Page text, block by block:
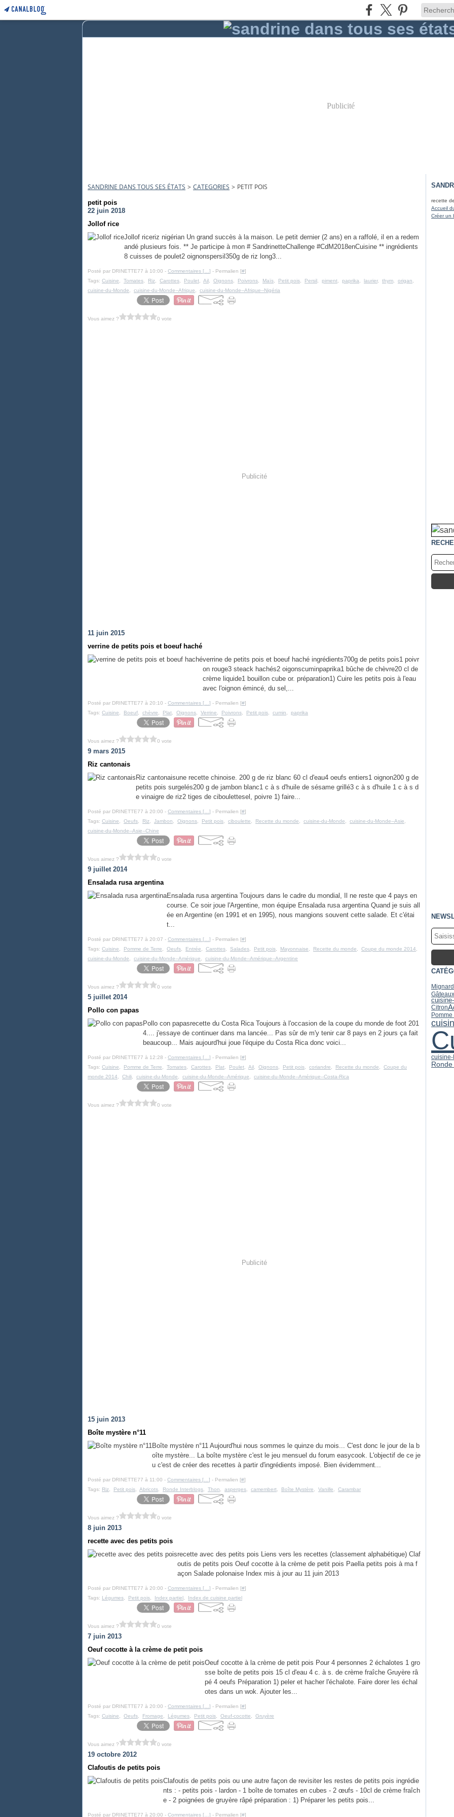
Publicité
SANDRINE DANS TOUS SES ÉTATS > CATEGORIES > PETIT POIS
petit pois
22 juin 2018
Jollof rice
Jollof riceriz nigérian Un grand succès à la maison. Le petit dernier (2 ans) en a raffolé, il en a redem
andé plusieurs fois. ** Je participe à mon # SandrinetteChallenge #CdM2018enCuisine ** ingrédients
8 cuisses de poulet2 oignonspersil350g de riz long3...
Posté par DRINETTE77 à 10:00 - Commentaires [ ] - Permalien [#]
Tags: Cuisine Tomates Riz Carottes Poulet Ail Oignons Poivrons Maïs Petit pois Persil piment paprika laurier, thym origan
cuisine-du-Monde
cuisine-du-Monde--Afrique cuisine-du-Monde--Afrique--Nigéria
Vous aimez ? 0 vote
Publicité
11 juin 2015
verrine de petits pois et boeuf haché
verrine de petits pois et boeuf haché ingrédients700g de petits pois1 poivr
on rouge3 steack hachés2 oigonscuminpaprika1 bûche de chèvre20 cl de
crème liquide1 bouillon cube or. préparation1) Cuire les petits pois à l'eau
avec l'oignon émincé, du sel,...
Posté par DRINETTE77 à 20:10 - Commentaires [ ] - Permalien [#]
Tags: Cuisine Boeuf chèvre Plat Oignons Verrine Poivrons Petit pois cumin paprika
Vous aimez ? 0 vote
9 mars 2015
Riz cantonais
Riz cantonaisune recette chinoise. 200 g de riz blanc 60 cl d'eau4 oeufs entiers1 oignon200 g de
petits pois surgelés200 g de jambon blanc1 c à s d'huile de sésame grillé3 c à s d'huile 1 c à s d
e vinaigre de riz2 tiges de ciboulettesel, poivre 1) faire...
Posté par DRINETTE77 à 20:00 - Commentaires [ ] - Permalien [#]
Tags: Cuisine Oeufs Riz Jambon Oignons Petit pois ciboulette Recette du monde cuisine-du-Monde cuisine-du-Monde--Asie
cuisine-du-Monde--Asie--Chine
Vous aimez ? 0 vote
9 juillet 2014
Ensalada rusa argentina
Ensalada rusa argentina Toujours dans le cadre du mondial, Il ne reste que 4 pays en
course. Ce soir joue l'Argentine, mon équipe Ensalada rusa argentina Quand je suis all
ée en Argentine (en 1991 et en 1995), nous mangions souvent cette salade. Et c'étai
t...
Posté par DRINETTE77 à 20:07 - Commentaires [ ] - Permalien [#]
Tags: Cuisine Pomme de Terre Oeufs Entrée Carottes Salades Petit pois Mayonnaise Recette du monde Coupe du monde 2014
cuisine-du-Monde
cuisine-du-Monde--Amérique cuisine-du-Monde--Amérique--Argentine
Vous aimez ? 0 vote
5 juillet 2014
Pollo con papas
Pollo con papasrecette du Costa Rica Toujours à l'occasion de la coupe du monde de foot 201
4.... j'essaye de continuer dans ma lancée... Pas sûr de m'y tenir car 8 pays en 2 jours ça fait
beaucoup... Mais aujourd'hui joue l'équipe du Costa Rica donc voici...
Posté par DRINETTE77 à 12:28 - Commentaires [ ] - Permalien [#]
Tags: Cuisine Pomme de Terre Tomates Carottes Plat Poulet Ail Oignons Petit pois coriandre Recette du monde
Coupe du
monde 2014
Chili cuisine-du-Monde cuisine-du-Monde--Amérique cuisine-du-Monde--Amérique--Costa-Rica
Vous aimez ? 0 vote
Publicité
15 juin 2013
Boîte mystère n°11
Boîte mystère n°11 Aujourd'hui nous sommes le quinze du mois... C'est donc le jour de la b
oîte mystère... La boîte mystère c'est le jeu mensuel du forum easycook. L'objectif de ce je
u c'est de créer des recettes à partir d'ingrédients imposé. Bien évidemment...
Posté par DRINETTE77 à 11:00 - Commentaires [ ] - Permalien [#]
Tags: Riz Petit pois Abricots Ronde Interblogs Thon asperges camembert Boîte Mystère Vanille Carambar
Vous aimez ? 0 vote
8 juin 2013
recette avec des petits pois
recette avec des petits pois Liens vers les recettes (classement alphabétique) Claf
outis de petits pois Oeuf cocotte à la crème de petit pois Paella petits pois à ma f
açon Salade polonaise Index mis à jour au 11 juin 2013
Posté par DRINETTE77 à 20:00 - Commentaires [ ] - Permalien [#]
Tags: Légumes Petit pois Index partiel Index de cuisine partiel
Vous aimez ? 0 vote
7 juin 2013
Oeuf cocotte à la crème de petit pois
Oeuf cocotte à la crème de petit pois Pour 4 personnes 2 échalotes 1 gro
sse boîte de petits pois 15 cl d'eau 4 c. à s. de crème fraîche Gruyère râ
pé 4 oeufs Préparation 1) peler et hacher l'échalote. Faire dorer les échal
otes dans un wok. Ajouter les...
Posté par DRINETTE77 à 20:00 - Commentaires [ ] - Permalien [#]
Tags: Cuisine Oeufs Fromage Légumes Petit pois Oeuf-cocotte Gruyère
Vous aimez ? 0 vote
19 octobre 2012
Clafoutis de petits pois
Clafoutis de petits pois ou une autre façon de revisiter les restes de petits pois ingrédie
nts : - petits pois - lardon - 1 boîte de tomates en cubes - 2 œufs - 10cl de crème fraîch
e - 2 poignées de gruyère râpé préparation : 1) Préparer les petits pois...
Posté par DRINETTE77 à 20:00 - Commentaires [ ] - Permalien [#]
recette
Accueil
Créer un
Citron
Pomme
cuisine-